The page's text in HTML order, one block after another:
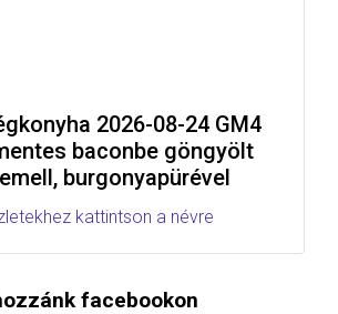
2026-08-24 GM4
baconbe göngyölt
burgonyapürével
kattintson a névre
facebookon